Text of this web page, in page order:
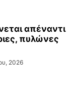
απέναντι
πυλώνες
2026